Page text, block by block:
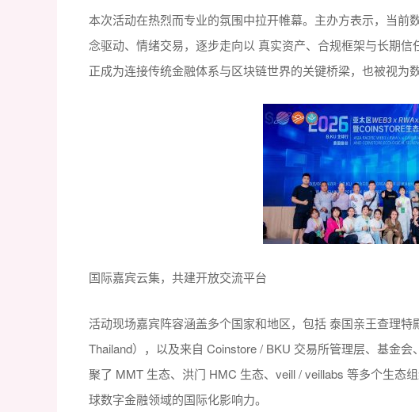
本次活动在热烈而专业的氛围中拉开帷幕。主办方表示，当前
念驱动、情绪交易，逐步走向以 真实资产、合规框架与长期
正成为连接传统金融体系与区块链世界的关键桥梁，也被视为
国际嘉宾云集，共建开放交流平台
活动现场嘉宾阵容涵盖多个国家和地区，包括 泰国亲王查理
Thailand），以及来自 Coinstore / BKU 交易所管理层、基金
聚了 MMT 生态、洪门 HMC 生态、veill / veillabs 等多个生态
球数字金融领域的国际化影响力。